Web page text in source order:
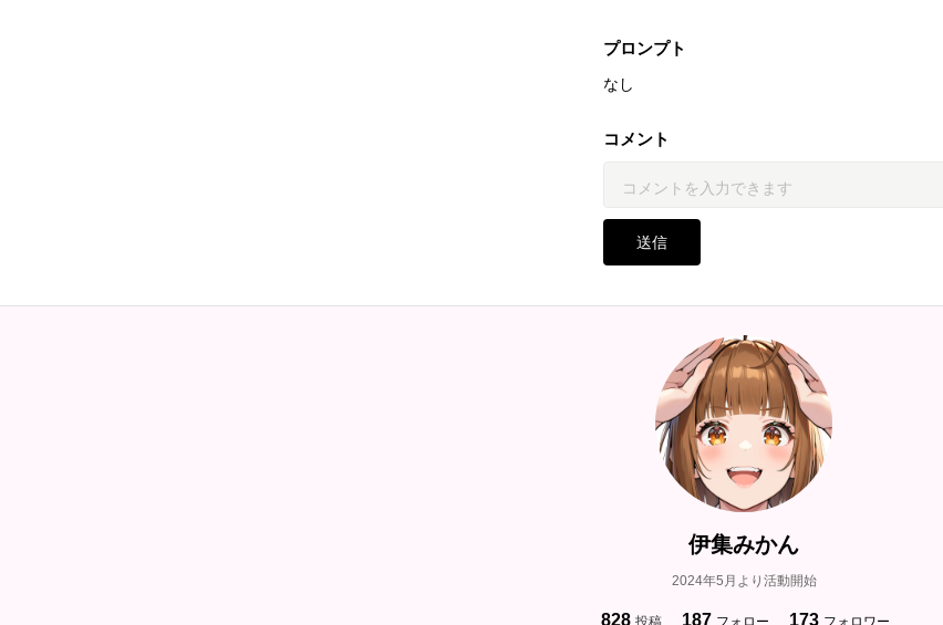
プロンプト
なし
コメント
送信
伊集みかん
2024年5月より活動開始
828 投稿 187 フォロー 173 フォロワー